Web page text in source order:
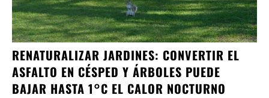
RENATURALIZAR JARDINES: CONVERTIR EL
ASFALTO EN CÉSPED Y ÁRBOLES PUEDE
BAJAR HASTA 1°C EL CALOR NOCTURNO